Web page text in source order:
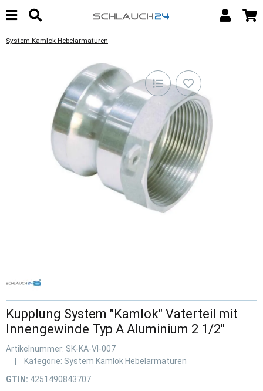
System Kamlok Hebelarmaturen
Kupplung System "Kamlok" Vaterteil mit
Innengewinde Typ A Aluminium 2 1/2"
Artikelnummer: SK-KA-VI-007
Kategorie: System Kamlok Hebelarmaturen
GTIN: 4251490843707